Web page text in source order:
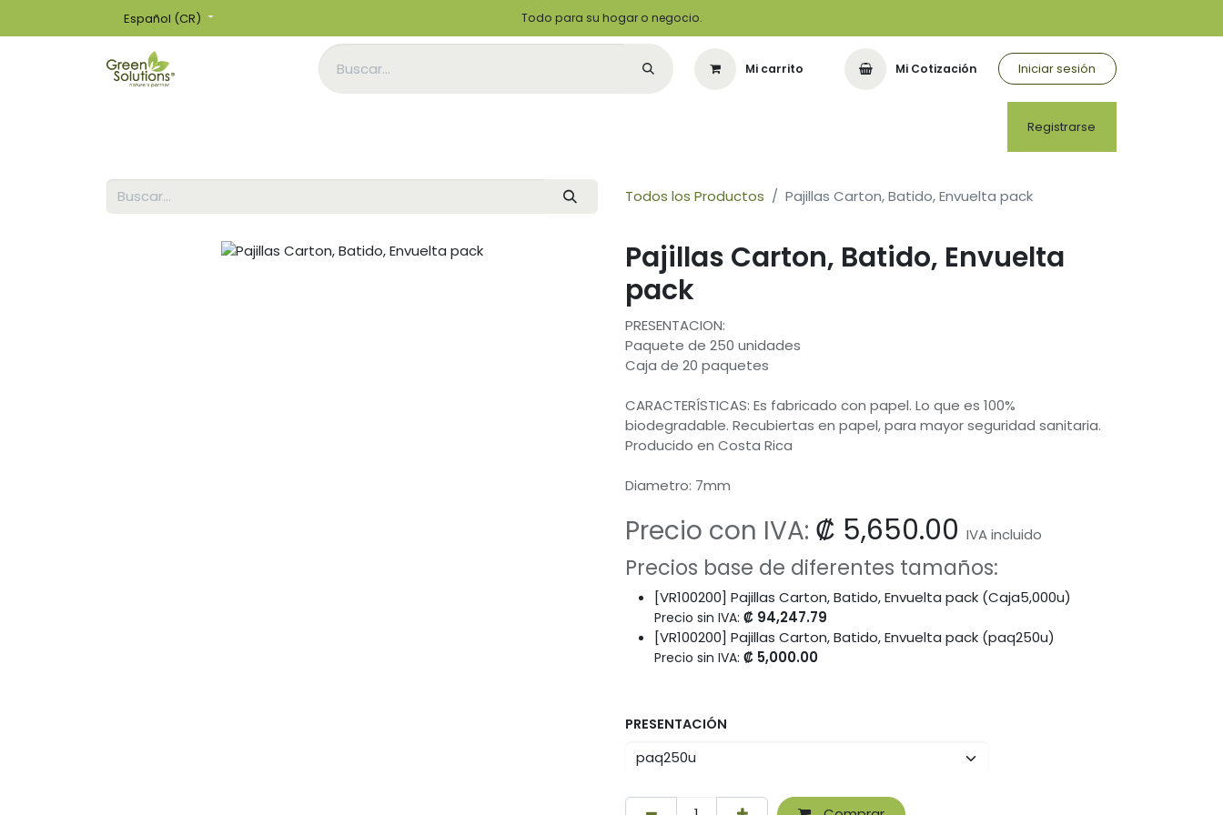
Español (CR) Todo para su hogar o negocio.
Mi carrito Mi Cotización Iniciar sesión
Registrarse
Todos los Productos Pajillas Carton, Batido, Envuelta pack
Pajillas Carton, Batido, Envuelta
pack
PRESENTACION:
Paquete de 250 unidades
Caja de 20 paquetes
CARACTERÍSTICAS: Es fabricado con papel. Lo que es 100%
biodegradable. Recubiertas en papel, para mayor seguridad sanitaria.
Producido en Costa Rica
Diametro: 7mm
Precio con IVA: ₡ 5,650.00 IVA incluido
Precios base de diferentes tamaños:
[VR100200] Pajillas Carton, Batido, Envuelta pack (Caja5,000u)
Precio sin IVA: ₡ 94,247.79
[VR100200] Pajillas Carton, Batido, Envuelta pack (paq250u)
Precio sin IVA: ₡ 5,000.00
PRESENTACIÓN